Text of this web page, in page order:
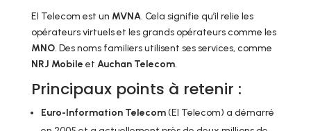
EI Telecom est un MVNA. Cela signifie qu’il relie les
opérateurs virtuels et les grands opérateurs comme les
MNO. Des noms familiers utilisent ses services, comme
NRJ Mobile et Auchan Telecom.
Principaux points à retenir :
Euro-Information Telecom(EI Telecom) a démarré